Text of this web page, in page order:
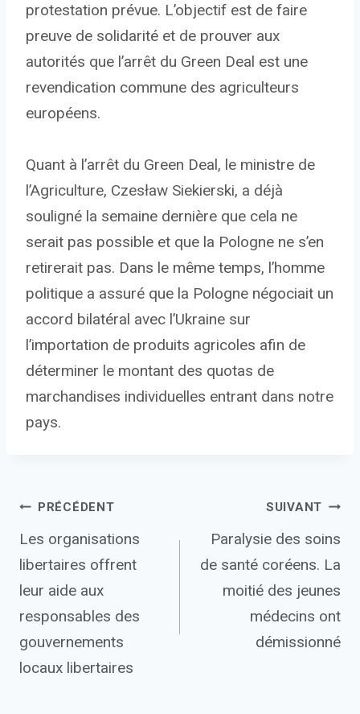
protestation prévue. L’objectif est de faire
preuve de solidarité et de prouver aux
autorités que l’arrêt du Green Deal est une
revendication commune des agriculteurs
européens.
Quant à l’arrêt du Green Deal, le ministre de
l’Agriculture, Czesław Siekierski, a déjà
souligné la semaine dernière que cela ne
serait pas possible et que la Pologne ne s’en
retirerait pas. Dans le même temps, l’homme
politique a assuré que la Pologne négociait un
accord bilatéral avec l’Ukraine sur
l’importation de produits agricoles afin de
déterminer le montant des quotas de
marchandises individuelles entrant dans notre
pays.
Navigation
de
l’article
PRÉCÉDENT
Les organisations
libertaires offrent
leur aide aux
responsables des
gouvernements
locaux libertaires
SUIVANT
Paralysie des soins
de santé coréens. La
moitié des jeunes
médecins ont
démissionné